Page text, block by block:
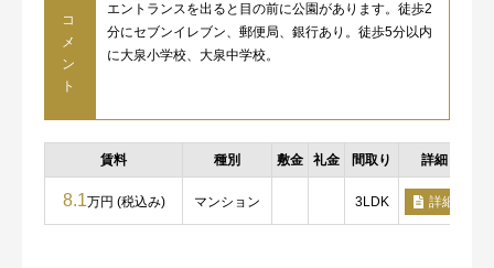
コ
メ
ン
ト
エントランスを出ると目の前に公園があります。徒歩2
分にセブンイレブン、郵便局、銀行あり。徒歩5分以内
に大泉小学校、大泉中学校。
賃料 種別 敷金 礼金 間取り 詳細
8.1万円 (税込み) マンション 3LDK 詳細